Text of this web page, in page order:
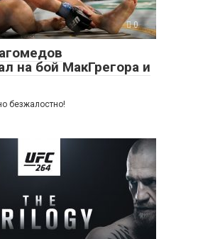
0
на бой МакГрегора и
безжалостно!